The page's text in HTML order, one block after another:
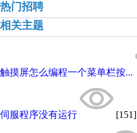
热门招聘
相关主题
触摸屏怎么编程一个菜单栏按...
伺服程序没有运行 [151]